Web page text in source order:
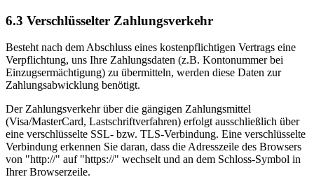
6.3 Verschlüsselter Zahlungsverkehr
Besteht nach dem Abschluss eines kostenpflichtigen Vertrags eine
Verpflichtung, uns Ihre Zahlungsdaten (z.B. Kontonummer bei
Einzugsermächtigung) zu übermitteln, werden diese Daten zur
Zahlungsabwicklung benötigt.
Der Zahlungsverkehr über die gängigen Zahlungsmittel
(Visa/MasterCard, Lastschriftverfahren) erfolgt ausschließlich über
eine verschlüsselte SSL- bzw. TLS-Verbindung. Eine verschlüsselte
Verbindung erkennen Sie daran, dass die Adresszeile des Browsers
von "http://" auf "https://" wechselt und an dem Schloss-Symbol in
Ihrer Browserzeile.